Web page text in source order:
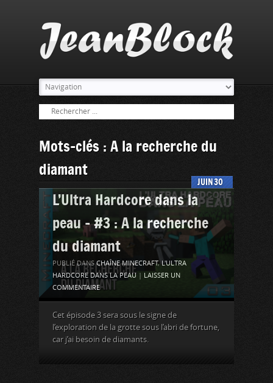
Mots-clés : A la recherche du
diamant
30
JUIN
L’Ultra Hardcore dans la
peau – #3 : A la recherche
du diamant
PUBLIÉ DANSCHAÎNE MINECRAFT, L'ULTRA
HARDCORE DANS LA PEAU
LAISSER UN
COMMENTAIRE
Cet épisode 3 sera sous le signe de
l’exploration de la grotte sous l’abri de fortune,
car j’ai besoin de diamants.